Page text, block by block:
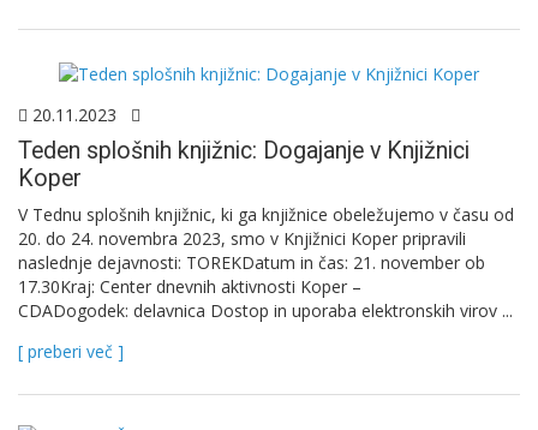
20.11.2023
Teden splošnih knjižnic: Dogajanje v Knjižnici
Koper
V Tednu splošnih knjižnic, ki ga knjižnice obeležujemo v času od
20. do 24. novembra 2023, smo v Knjižnici Koper pripravili
naslednje dejavnosti: TOREKDatum in čas: 21. november ob
17.30Kraj: Center dnevnih aktivnosti Koper –
CDADogodek: delavnica Dostop in uporaba elektronskih virov ...
[ preberi več ]